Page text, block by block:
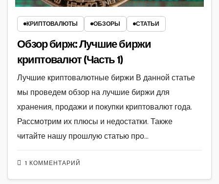
КРИПТОВАЛЮТЫ ОБЗОРЫ СТАТЬИ
Обзор бирж: Лучшие биржи
криптовалют (Часть 1)
1 КОММЕНТАРИЙ
Лучшие криптовалютные биржи В данной статье
мы проведем обзор на лучшие биржи для
хранения, продажи и покупки криптовалют года.
Рассмотрим их плюсы и недостатки. Также
читайте нашу прошлую статью про…